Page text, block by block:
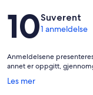
Anmeldelser
10Suverent
1 anmeldelse
Anmeldelsene
annet er oppgitt,
Les mer
Åpnes